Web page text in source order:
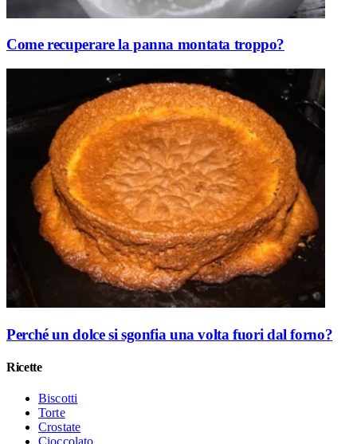
Come recuperare la panna montata troppo?
Perché un dolce si sgonfia una volta fuori dal forno?
Ricette
Biscotti
Torte
Crostate